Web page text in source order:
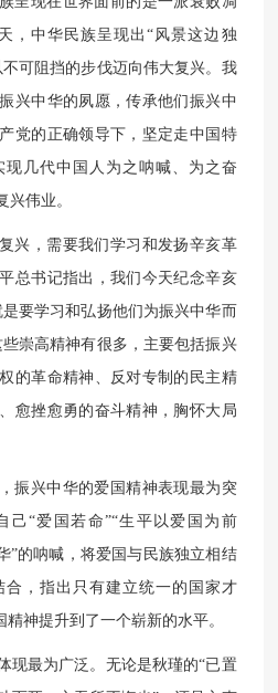
，中华民族呈现出“风景这边独
可阻挡的步伐迈向伟大复兴。我
兴中华的夙愿，传承他们振兴中
党的正确领导下，坚定走中国特
几代中国人为之呐喊、为之奋
伟业。
兴，需要我们学习和发扬辛亥革
总书记指出，我们今天纪念辛亥
要学习和弘扬他们为振兴中华而
崇高精神有很多，主要包括振兴
的革命精神、反对专制的民主精
愈挫愈勇的奋斗精神，胸怀大局
振兴中华的爱国精神表现最为突
己“爱国若命”“生平以爱国为前
”的呐喊，将爱国与民族独立相结
，指出只有建立统一的国家才
神提升到了一个崭新的水平。
现最为广泛。无论是秋瑾的“已置